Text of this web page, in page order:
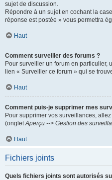
sujet de discussion.
Répondre à un sujet en cochant la
réponse est postée » vous permettra
Haut
Comment surveiller des forums ?
Pour surveiller un forum en particulier,
lien « Surveiller ce forum » qui se
Haut
Comment puis-je supprimer mes
Pour supprimer vos surveillances,
(ongletAperçu --> Gestion des
Haut
Fichiers joints
Quels fichiers joints sont autorisés